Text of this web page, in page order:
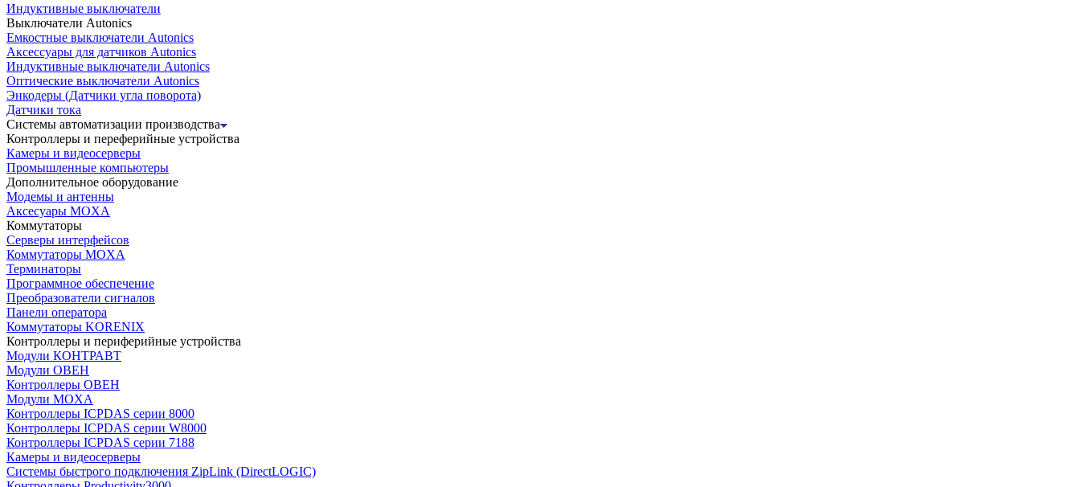
Индуктивные выключатели
Выключатели Autonics
Емкостные выключатели Autonics
Аксессуары для датчиков Autonics
Индуктивные выключатели Autonics
Оптические выключатели Autonics
Энкодеры (Датчики угла поворота)
Датчики тока
Системы автоматизации производства
Контроллеры и переферийные устройства
Камеры и видеосерверы
Промышленные компьютеры
Дополнительное оборудование
Модемы и антенны
Аксесуары MOXA
Коммутаторы
Серверы интерфейсов
Коммутаторы MOXA
Терминаторы
Программное обеспечение
Преобразователи сигналов
Панели оператора
Коммутаторы KORENIX
Контроллеры и периферийные устройства
Модули КОНТРАВТ
Модули ОВЕН
Контроллеры ОВЕН
Модули MOXA
Контроллеры ICPDAS серии 8000
Контроллеры ICPDAS серии W8000
Контроллеры ICPDAS серии 7188
Камеры и видеосерверы
Системы быстрого подключения ZipLink (DirectLOGIC)